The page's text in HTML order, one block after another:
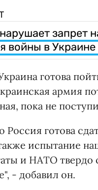
запрет
войны в
готова
армия
пока не
Россия готова
испытание
и НАТО твердо
- добавил он.